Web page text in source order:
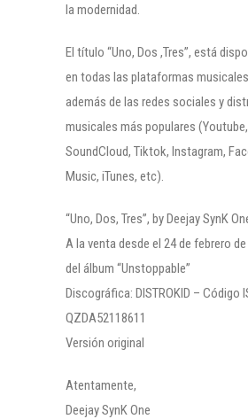
la modernidad.
El título “Uno, Dos ,Tres”, está
en todas las plataformas
además de las redes sociales y
musicales más populares
SoundCloud, Tiktok, Instagram,
Music, iTunes, etc).
“Uno, Dos, Tres”, by Deejay SynK
A la venta desde el 24 de febrero
del álbum “Unstoppable”
Discográfica: DISTROKID – Código
QZDA52118611
Versión original
Atentamente,
Deejay SynK One